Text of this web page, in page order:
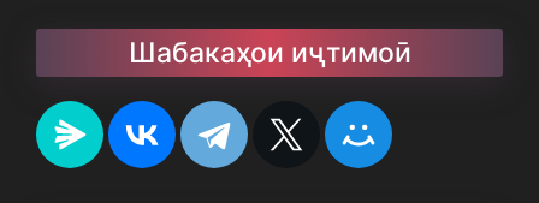
Шабакаҳои иҷтимоӣ